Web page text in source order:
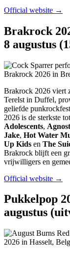
Official website →
Brakrock
8 augustus
Brakrock 2026 viert
Terelst in Duffel,
geliefde
2026 is de sterkste
Adolescents,
Jake, Hot Water
Up Kids en The
Brakrock blijft een
vrijwilligers en
Official website →
Pukkelpop
augustus